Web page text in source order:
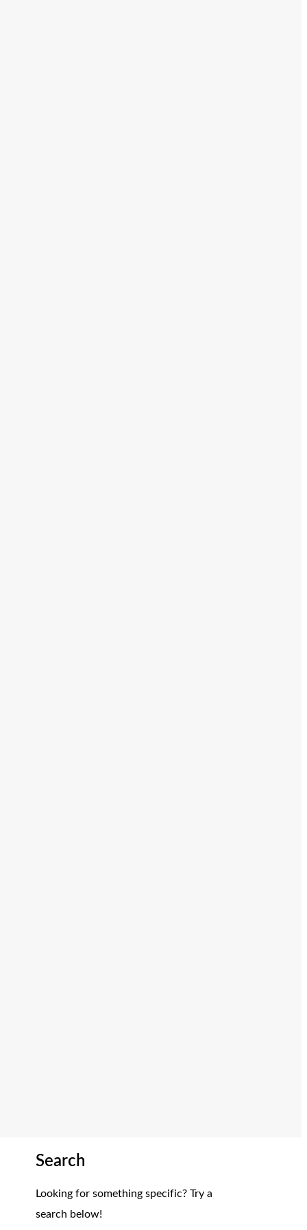
Search
Looking for something specific? Try a
search below!